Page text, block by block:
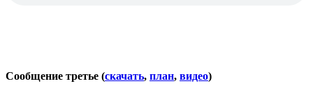
Сообщение третье (скачать, план, видео)